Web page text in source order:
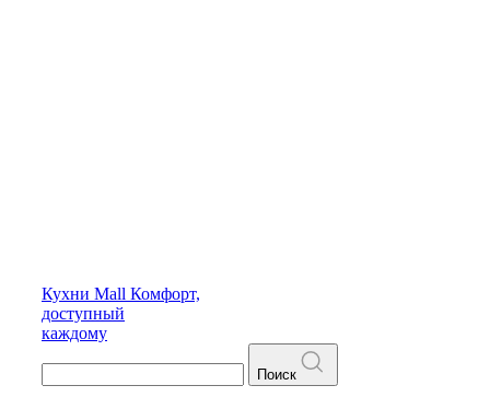
Кухни Mall Комфорт,
доступный
каждому
Поиск